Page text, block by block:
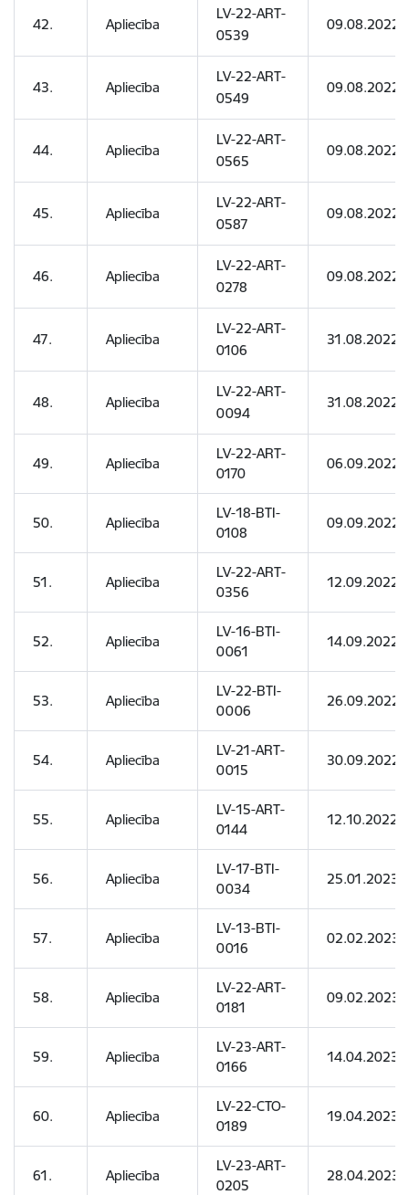
42. Apliecība
LV-22-ART-
0539
09.08.2022
43. Apliecība
LV-22-ART-
0549
09.08.2022
44. Apliecība
LV-22-ART-
0565
09.08.2022
45. Apliecība
LV-22-ART-
0587
09.08.2022
46. Apliecība
LV-22-ART-
0278
09.08.2022
47. Apliecība
LV-22-ART-
0106
31.08.2022
48. Apliecība
LV-22-ART-
0094
31.08.2022
49. Apliecība
LV-22-ART-
0170
06.09.2022
50. Apliecība
LV-18-BTI-
0108
09.09.2022
51. Apliecība
LV-22-ART-
0356
12.09.2022
52. Apliecība
LV-16-BTI-
0061
14.09.2022
53. Apliecība
LV-22-BTI-
0006
26.09.2022
54. Apliecība
LV-21-ART-
0015
30.09.2022
55. Apliecība
LV-15-ART-
0144
12.10.2022
56. Apliecība
LV-17-BTI-
0034
25.01.2023
57. Apliecība
LV-13-BTI-
0016
02.02.2023
58. Apliecība
LV-22-ART-
0181
09.02.2023
59. Apliecība
LV-23-ART-
0166
14.04.2023
60. Apliecība
LV-22-CTO-
0189
19.04.2023
61. Apliecība
LV-23-ART-
0205
28.04.2023